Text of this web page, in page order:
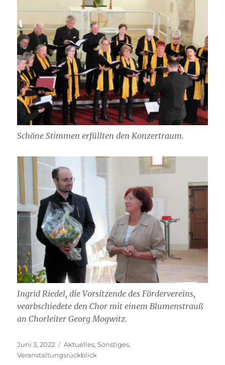
Schöne Stimmen erfüllten den Konzertraum.
Ingrid Riedel, die Vorsitzende des Fördervereins,
vearbschiedete den Chor mit einem Blumenstrauß
an Chorleiter Georg Mogwitz.
Veröffentlicht
am
Juni 3, 2022 Kategorien
Aktuelles,Sonstiges,
Veranstaltungsrückblick